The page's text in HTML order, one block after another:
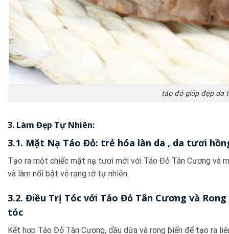
táo đỏ giúp đẹp da
3. Làm Đẹp Tự Nhiên:
3.1. Mặt Nạ Táo Đỏ: trẻ hóa làn da , da tươi
Tạo ra một chiếc mặt nạ tươi mới với Táo Đỏ Tân Cương và
và làm nổi bật vẻ rạng rỡ tự nhiên.
3.2. Điều Trị Tóc với Táo Đỏ Tân Cương và
tóc
Kết hợp Táo Đỏ Tân Cương, dầu dừa và rong biển để tạo ra